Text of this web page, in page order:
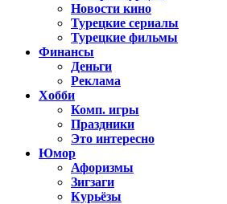
Новости кино
Турецкие сериалы
Турецкие фильмы
Финансы
Деньги
Реклама
Хобби
Комп. игры
Праздники
Это интересно
Юмор
Афоризмы
Зигзаги
Курьёзы